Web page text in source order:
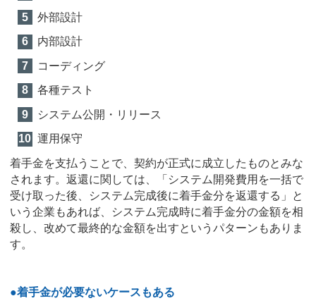
外部設計
内部設計
コーディング
各種テスト
システム公開・リリース
運用保守
着手金を支払うことで、契約が正式に成立したものとみな
されます。返還に関しては、「システム開発費用を一括で
受け取った後、システム完成後に着手金分を返還する」と
いう企業もあれば、システム完成時に着手金分の金額を相
殺し、改めて最終的な金額を出すというパターンもありま
す。
●着手金が必要ないケースもある